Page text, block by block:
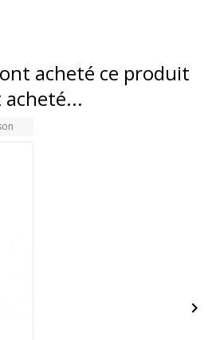
acheté ce produit
